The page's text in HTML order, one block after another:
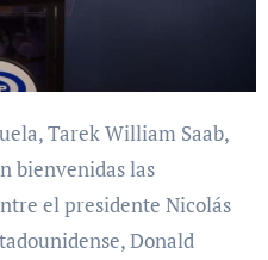
bienvenidas las
el presidente Nicolás
Donald